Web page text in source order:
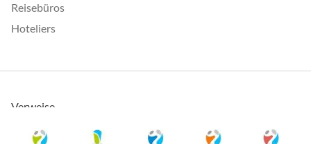
Reisebüros
Hoteliers
Verweise